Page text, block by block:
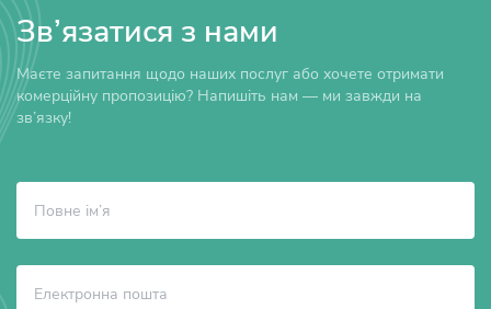
Зв’язатися з нами
Маєте запитання щодо наших послуг або хочете отримати
комерційну пропозицію? Напишіть нам — ми завжди на
зв’язку!